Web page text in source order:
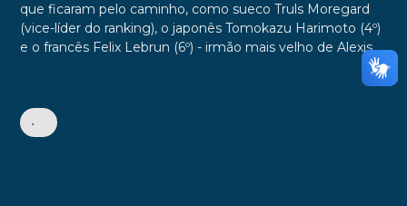
que ficaram pelo caminho, como sueco Truls Moregard
(vice-líder do ranking), o japonês Tomokazu Harimoto (4º)
e o francês Felix Lebrun (6º) - irmão mais velho de Alexis.
•